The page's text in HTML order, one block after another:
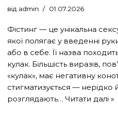
від admin 01.07.2026
Фістинг — це унікальна
якої полягає у введенні
або в себе. Її назва
кулак. Більшість виразів,
«кулак», має негативну
стигматизується — нерідко
розглядають… Читати далі »